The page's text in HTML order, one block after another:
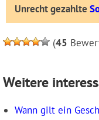
Unrecht gezahlte
(45
Weitere
Wann gilt ein